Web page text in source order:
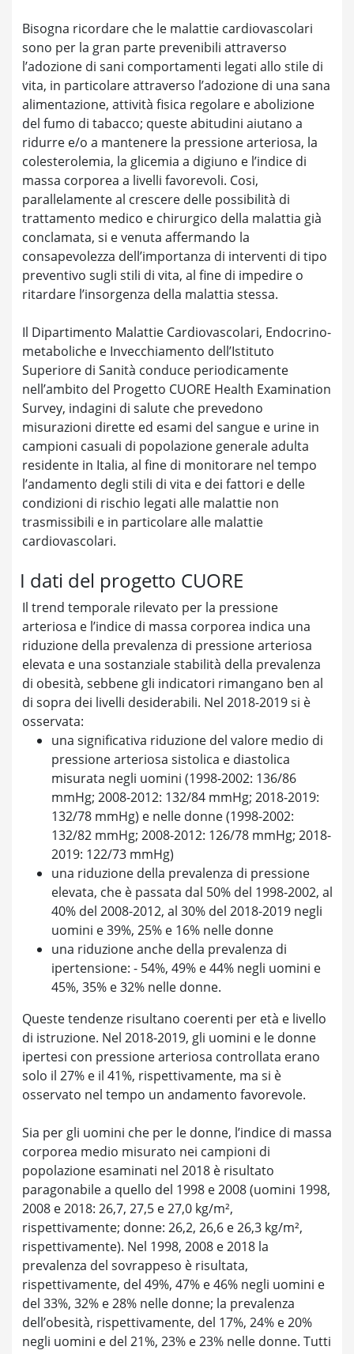
Bisogna ricordare che le malattie cardiovascolari
sono per la gran parte prevenibili attraverso
l’adozione di sani comportamenti legati allo stile di
vita, in particolare attraverso l’adozione di una sana
alimentazione, attività fisica regolare e abolizione
del fumo di tabacco; queste abitudini aiutano a
ridurre e/o a mantenere la pressione arteriosa, la
colesterolemia, la glicemia a digiuno e l’indice di
massa corporea a livelli favorevoli. Cosi,
parallelamente al crescere delle possibilità di
trattamento medico e chirurgico della malattia già
conclamata, si e venuta affermando la
consapevolezza dell’importanza di interventi di tipo
preventivo sugli stili di vita, al fine di impedire o
ritardare l’insorgenza della malattia stessa.
Il Dipartimento Malattie Cardiovascolari, Endocrino-
metaboliche e Invecchiamento dell’Istituto
Superiore di Sanità conduce periodicamente
nell’ambito del Progetto CUORE Health Examination
Survey, indagini di salute che prevedono
misurazioni dirette ed esami del sangue e urine in
campioni casuali di popolazione generale adulta
residente in Italia, al fine di monitorare nel tempo
l’andamento degli stili di vita e dei fattori e delle
condizioni di rischio legati alle malattie non
trasmissibili e in particolare alle malattie
cardiovascolari.
I dati del progetto CUORE
Il trend temporale rilevato per la pressione
arteriosa e l’indice di massa corporea indica una
riduzione della prevalenza di pressione arteriosa
elevata e una sostanziale stabilità della prevalenza
di obesità, sebbene gli indicatori rimangano ben al
di sopra dei livelli desiderabili. Nel 2018-2019 si è
osservata:
una significativa riduzione del valore medio di
pressione arteriosa sistolica e diastolica
misurata negli uomini (1998-2002: 136/86
mmHg; 2008-2012: 132/84 mmHg; 2018-2019:
132/78 mmHg) e nelle donne (1998-2002:
132/82 mmHg; 2008-2012: 126/78 mmHg; 2018-
2019: 122/73 mmHg)
una riduzione della prevalenza di pressione
elevata, che è passata dal 50% del 1998-2002, al
40% del 2008-2012, al 30% del 2018-2019 negli
uomini e 39%, 25% e 16% nelle donne
una riduzione anche della prevalenza di
ipertensione: - 54%, 49% e 44% negli uomini e
45%, 35% e 32% nelle donne.
Queste tendenze risultano coerenti per età e livello
di istruzione. Nel 2018-2019, gli uomini e le donne
ipertesi con pressione arteriosa controllata erano
solo il 27% e il 41%, rispettivamente, ma si è
osservato nel tempo un andamento favorevole.
Sia per gli uomini che per le donne, l’indice di massa
corporea medio misurato nei campioni di
popolazione esaminati nel 2018 è risultato
paragonabile a quello del 1998 e 2008 (uomini 1998,
2008 e 2018: 26,7, 27,5 e 27,0 kg/m²,
rispettivamente; donne: 26,2, 26,6 e 26,3 kg/m²,
rispettivamente). Nel 1998, 2008 e 2018 la
prevalenza del sovrappeso è risultata,
rispettivamente, del 49%, 47% e 46% negli uomini e
del 33%, 32% e 28% nelle donne; la prevalenza
dell’obesità, rispettivamente, del 17%, 24% e 20%
negli uomini e del 21%, 23% e 23% nelle donne. Tutti